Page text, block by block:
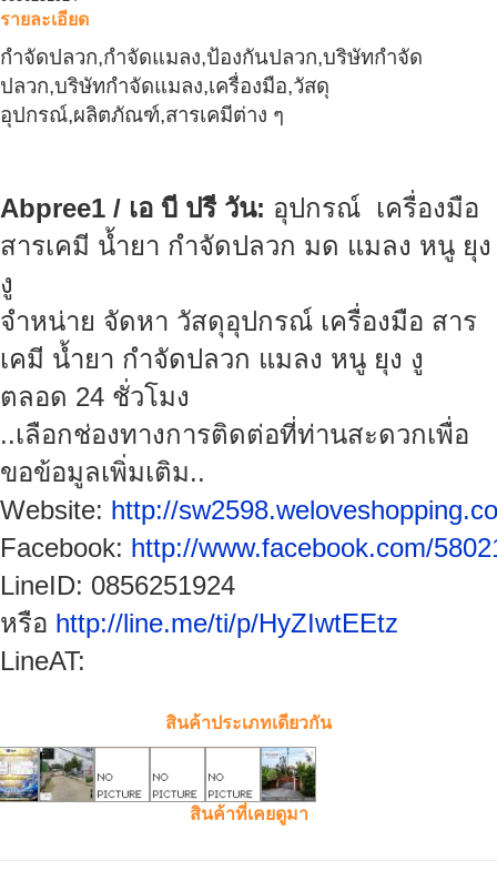
รายละเอียด
กำจัดปลวก,กำจัดแมลง,ป้องกันปลวก,บริษัทกำจัด
ปลวก,บริษัทกำจัดแมลง,เครื่องมือ,วัสดุ
อุปกรณ์,ผลิตภัณฑ์,สารเคมีต่าง ๆ
Abpree1 / เอ บี ปรี วัน: อุปกรณ์ เครื่องมือ
สารเคมี น้ำยา กำจัดปลวก มด แมลง หนู ยุง
งู
จำหน่าย จัดหา วัสดุอุปกรณ์ เครื่องมือ สาร
เคมี น้ำยา กำจัดปลวก แมลง หนู ยุง งู
ตลอด 24 ชั่วโมง
..เลือกช่องทางการติดต่อที่ท่านสะดวกเพื่อ
ขอข้อมูลเพิ่มเติม..
Website: http://
Facebook: http://www.facebook.com/
LineID: 0856251924
หรือ http://line.me/ti/p/HyZIwtEEtz
LineAT:
สินค้าประเภทเดียวกัน
สินค้าที่เคยดูมา